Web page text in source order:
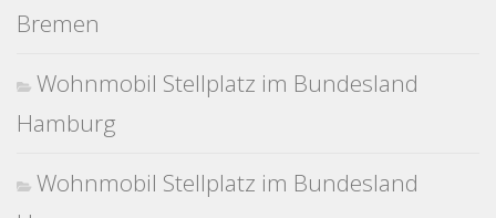
Bremen
Wohnmobil Stellplatz im Bundesland
Hamburg
Wohnmobil Stellplatz im Bundesland